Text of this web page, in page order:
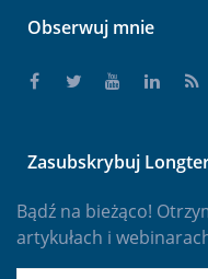
Obserwuj mnie
Zasubskrybuj
Bądź na bieżąco!
artykułach i